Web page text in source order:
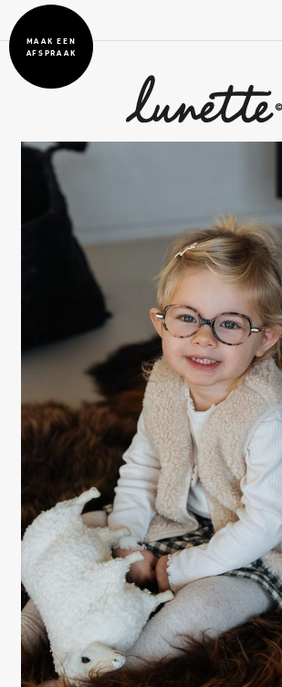
MAAK EEN
AFSPRAAK